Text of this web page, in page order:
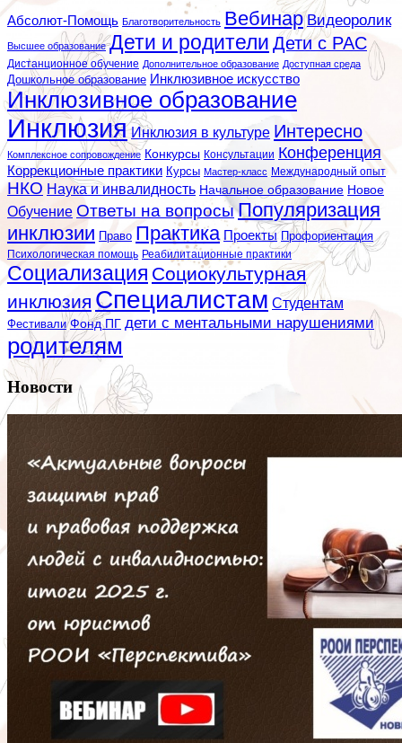
Абсолют-Помощь Благотворительность Вебинар Видеоролик
Высшее образование Дети и родители Дети с РАС
Дистанционное обучение Дополнительное образование Доступная среда
Дошкольное образование Инклюзивное искусство
Инклюзивное образование
Инклюзия Инклюзия в культуре Интересно
Комплексное сопровождение Конкурсы Консультации Конференция
Коррекционные практики Курсы Мастер-класс Международный опыт
НКО Наука и инвалидность Начальное образование Новое
Обучение Ответы на вопросыПопуляризация
инклюзии
Право Практика Проекты Профориентация
Психологическая помощь Реабилитационные практики
Социализация Социокультурная
инклюзия Специалистам Студентам
Фестивали Фонд ПГ дети с ментальными нарушениями
родителям
Новости